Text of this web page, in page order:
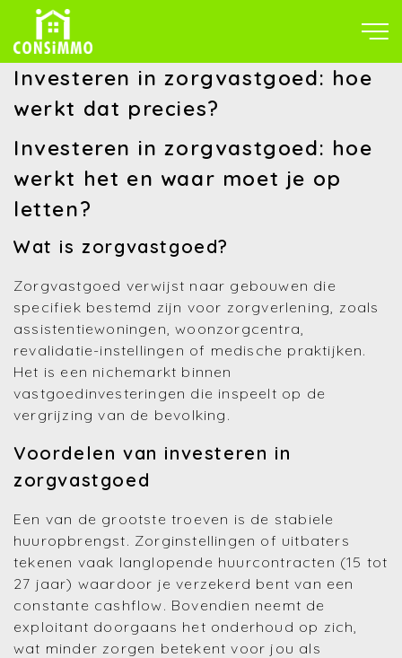
Investeren in zorgvastgoed: hoe
werkt dat precies?
Investeren in zorgvastgoed: hoe
werkt het en waar moet je op
letten?
Wat is zorgvastgoed?
Zorgvastgoed verwijst naar gebouwen die
specifiek bestemd zijn voor zorgverlening, zoals
assistentiewoningen, woonzorgcentra,
revalidatie-instellingen of medische praktijken.
Het is een nichemarkt binnen
vastgoedinvesteringen die inspeelt op de
vergrijzing van de bevolking.
Voordelen van investeren in
zorgvastgoed
Een van de grootste troeven is de stabiele
huuropbrengst. Zorginstellingen of uitbaters
tekenen vaak langlopende huurcontracten (15 tot
27 jaar) waardoor je verzekerd bent van een
constante cashflow. Bovendien neemt de
exploitant doorgaans het onderhoud op zich,
wat minder zorgen betekent voor jou als